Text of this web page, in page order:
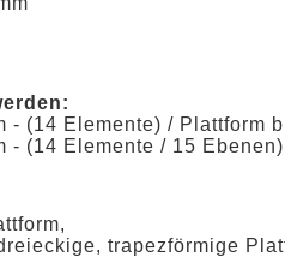
- (14 Elemente) / Plattform
- (14 Elemente / 15
trapezförmige